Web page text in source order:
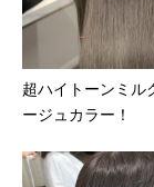
超ハイトーンミル
ージュカラー！